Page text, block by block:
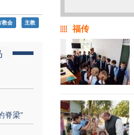
教会 主教
脊梁”
福传